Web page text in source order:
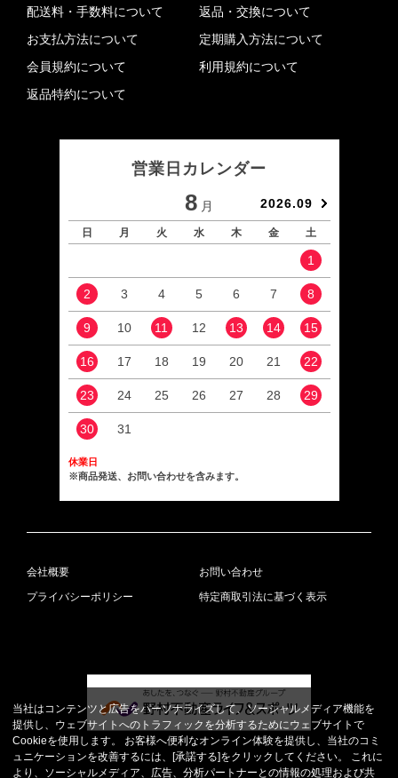
配送料・手数料について
お支払方法について
会員規約について
返品特約について
返品・交換について
定期購入方法について
利用規約について
営業日カレンダー
8 月 2026.09
日 月 火 水 木 金 土
1
2 3 4 5 6 7 8
9 10 11 12 13 14 15
16 17 18 19 20 21 22
23 24 25 26 27 28 29
30 31
休業日
※商品発送、お問い合わせを含みます。
会社概要
お問い合わせ
プライバシーポリシー
特定商取引法に基づく表示
当社はコンテンツと広告をパーソナライズして、ソーシャルメディア機能を
提供し、ウェブサイトへのトラフィックを分析するためにウェブサイトで
Cookieを使用します。 お客様へ便利なオンライン体験を提供し、当社のコミ
ュニケーションを改善するには、[承諾する]をクリックしてください。 これに
より、ソーシャルメディア、広告、分析パートナーとの情報の処理および共